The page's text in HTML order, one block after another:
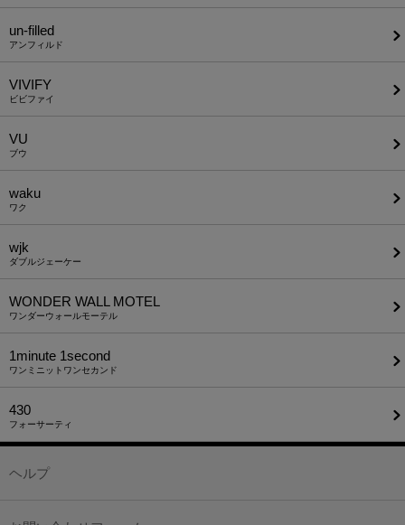
un-filled
アンフィルド
VIVIFY
ビビファイ
VU
ブウ
waku
ワク
wjk
ダブルジェーケー
WONDER WALL MOTEL
ワンダーウォールモーテル
1minute​ 1second
ワンミニットワンセカンド
430
フォーサーティ
ヘルプ